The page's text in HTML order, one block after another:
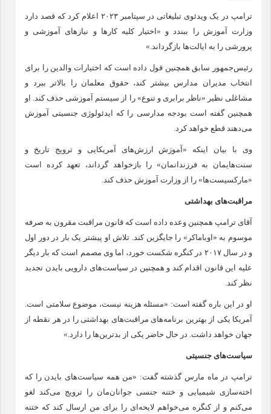
ترامپ در یک ویدئوی تبلیغاتی در سپتامبر ۲۰۲۳ اعلام کرد که قصد دارد
وزارت آموزش را ببندد و «اختیار کلیه کار‌ها و نیاز‌های آموزشی و
پرورشی را به ایالت‌ها بازگرداند.»
رئیس‌جمهور سابق همچنین قول داده است که اختیارات والدین را برای
انتخاب مدیران مدارس بیشتر کند، حقوق معلمان را بالاتر ببرد و
مشاغلی نظیر «ناظر برابری و تنوع» را از سیستم آموزشی حذف کند. او
همچنین گفته است بودجه مدارسی را که ایدئولوژی جنسیتی آموزش
می‌دهند قطع خواهد کرد.
وی با بیان اینکه «آموزش ارزش‌های آمریکایی و ترویج تاریخ و
سنت‌هایمان به فرزندانمان» را بازخواهد گرداند، تعهد کرده است
«مارکسیست‌ها» را از وزارت آموزش حذف کند.
مراقبت‌های بهداشتی
آقای ترامپ همچنین وعده داده است که قانون مراقبت مقرون به صرفه
موسوم به «اوباماکر» را جایگزین کند. تلاش او پیشتر یک بار در دور اول
و در سال ۲۰۱۷ در کنگره شکست خورد، اما وی مصمم است که بار دیگر
علیه این قانون اقدام کند و همچنین در سیاست‌های دارویی بایدن تجدید
نظر کند.
او در این باره گفته است: «مسئله هزینه نیست، موضوع سلامتی است.
آمریکا یکی از بهترین برنامه‌های مراقبت‌های بهداشتی را در هر نقطه از
جهان خواهد داشت. در حال حاضر یکی از بدترین‌ها را دارد.»
سیاست‌های جنسیتی
ترامپ در ماه مارس گذشته گفت: «من همه سیاست‌های بایدن را که
اخته‌سازی شیمیایی و ختنه جنسی جوانان‌مان را ترویج می‌کند لغو
می‌کنم و از کنگره می‌خواهم لایحه‌ای را برای من ارسال کند که ختنه